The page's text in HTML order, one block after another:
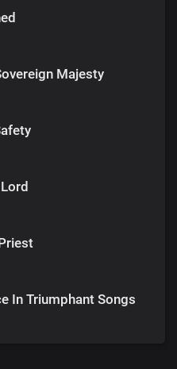
Majesty
In Triumphant Songs